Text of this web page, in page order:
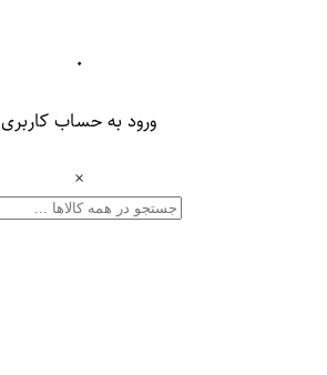
۰
ورود به حساب کاربری
×